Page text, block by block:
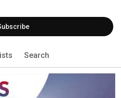
Search